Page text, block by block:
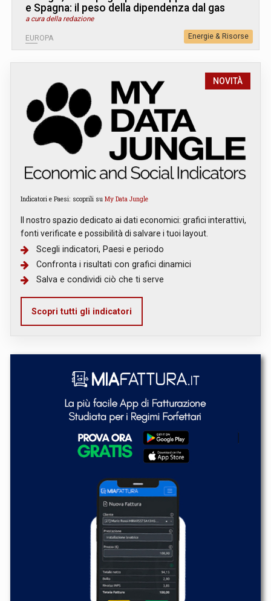
e Spagna: il peso della dipendenza dal gas
a cura della redazione
EUROPA Energie & Risorse
NOVITÀ
Indicatori e Paesi: scoprili su My Data Jungle
Il nostro spazio dedicato ai dati economici: grafici interattivi,
fonti verificate e possibilità di salvare i tuoi layout.
Scegli indicatori, Paesi e periodo
Confronta i risultati con grafici dinamici
Salva e condividi ciò che ti serve
Scopri tutti gli indicatori